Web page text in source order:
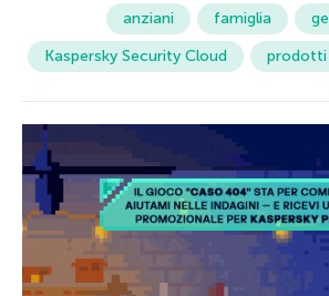
anziani famiglia
Kaspersky Security Cloud
prodotti